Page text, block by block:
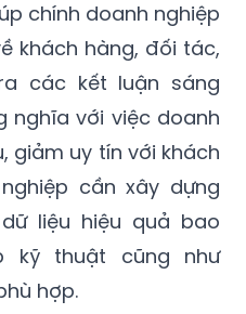
chính doanh nghiệp
khách hàng, đối tác,
các kết luận sáng
nghĩa với việc doanh
giảm uy tín với khách
cần xây dựng
liệu hiệu quả bao
kỹ thuật cũng như
hợp.